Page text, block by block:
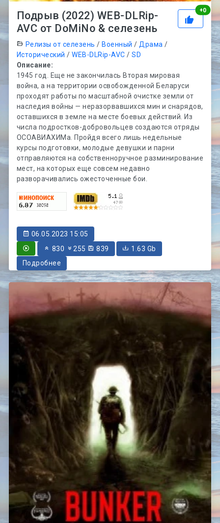
+0
Подрыв (2022) WEB-DLRip-
AVC от DoMiNo & селезень
Релизы от селезень / Военный /Драма /
Исторический /WEB-DLRip-AVC /SD
Описание:
1945 год. Еще не закончилась Вторая мировая
война, а на территории освобожденной Беларуси
проходят работы по масштабной очистке земли от
наследия войны — неразорвавшихся мин и снарядов,
оставшихся в земле на месте боевых действий. Из
числа подростков-добровольцев создаются отряды
ОСОАВИАХИМа. Пройдя всего лишь недельные
курсы подготовки, молодые девушки и парни
отправляются на собственноручное разминирование
мест, на которых еще совсем недавно
разворачивались ожесточенные бои.
06.05.2023 15:05
830
255 839
1.63 Gb
Подробнее